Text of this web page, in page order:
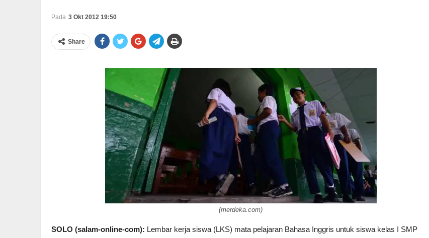
Pada 3 Okt 2012 19:50
Share
(merdeka.com)
SOLO (salam-online-com): Lembar kerja siswa (LKS) mata pelajaran Bahasa Inggris untuk siswa kelas I SMP